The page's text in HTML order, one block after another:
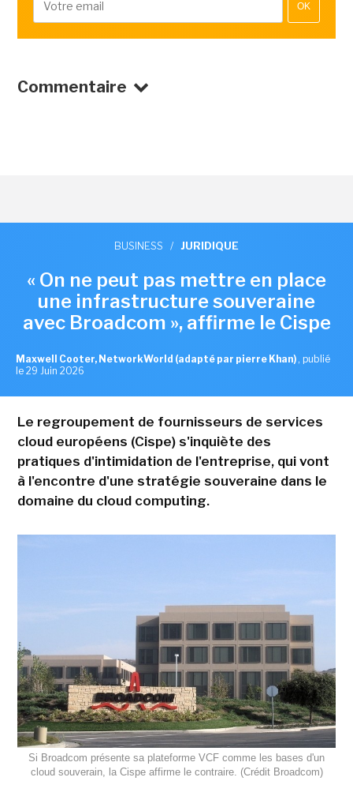
OK
Commentaire
BUSINESS / JURIDIQUE
« On ne peut pas mettre en place
une infrastructure souveraine
avec Broadcom », affirme le Cispe
Maxwell Cooter, NetworkWorld (adapté par pierre Khan) , publié
le 29 Juin 2026
Le regroupement de fournisseurs de services
cloud européens (Cispe) s'inquiète des
pratiques d'intimidation de l'entreprise, qui vont
à l'encontre d'une stratégie souveraine dans le
domaine du cloud computing.
Si Broadcom présente sa plateforme VCF comme les bases d'un
cloud souverain, la Cispe affirme le contraire. (Crédit Broadcom)